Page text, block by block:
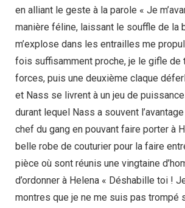
en alliant le geste à la parole « Je
manière féline, laissant le souffle de la
m’explose dans les entrailles me
fois suffisamment proche, je le gifle de
forces, puis une deuxième claque
et Nass se livrent à un jeu de
durant lequel Nass a souvent
chef du gang en pouvant faire porter à
belle robe de couturier pour la faire
pièce où sont réunis une vingtaine
d’ordonner à Helena « Déshabille toi !
montres que je ne me suis pas trompé